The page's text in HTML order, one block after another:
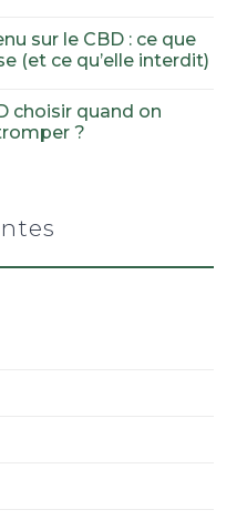
sur le CBD : ce que
(et ce qu’elle interdit)
choisir quand on
?